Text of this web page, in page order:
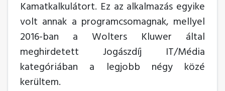
Kamatkalkulátort. Ez az alkalmazás egyike
volt annak a programcsomagnak, mellyel
2016-ban a Wolters Kluwer által
meghirdetett Jogászdíj IT/Média
kategóriában a legjobb négy közé
kerültem.